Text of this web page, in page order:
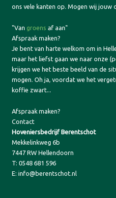
ons vele kanten op. Mogen wij jouw
"Van groens af aan"
Afspraak maken?
Je bent van harte welkom om in
maar het liefst gaan we naar onze
krijgen we het beste beeld van de
mogen. Oh ja, voordat we het
koffie zwart...
Afspraak maken?
Contact
Hoveniersbedrijf Berentschot
Mekkelinkweg 6b
7447 RW Hellendoorn
T: 0548 681 596
E: info@berentschot.nl